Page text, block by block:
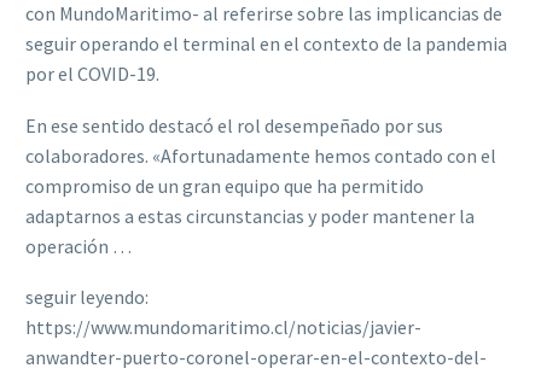
con MundoMaritimo- al referirse sobre las implicancias de
seguir operando el terminal en el contexto de la pandemia
por el COVID-19.
En ese sentido destacó el rol desempeñado por sus
colaboradores. «Afortunadamente hemos contado con el
compromiso de un gran equipo que ha permitido
adaptarnos a estas circunstancias y poder mantener la
operación …
seguir leyendo:
https://www.mundomaritimo.cl/noticias/javier-
anwandter-puerto-coronel-operar-en-el-contexto-del-